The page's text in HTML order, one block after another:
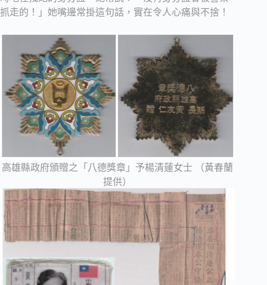
抓走的！」她嘴邊常掛這句話，實在令人心痛與不捨！
高雄縣政府頒贈之「八德獎章」予楊清蓮女士 （黃春蘭
提供）